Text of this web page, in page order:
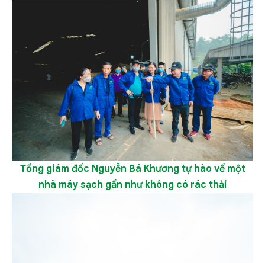
Tổng giám đốc Nguyễn Bá Khươngtự hào về một
nhà máy sạch gần như không có rác thải